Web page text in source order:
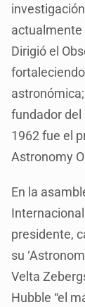
actualmente
Dirigió el
fundador del
1962 fue el
Astronomy
En la
presidente,
su
Velta
Hubble “el